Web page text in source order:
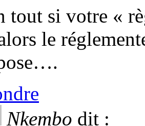
tout si votre «
le
Nkembo dit :